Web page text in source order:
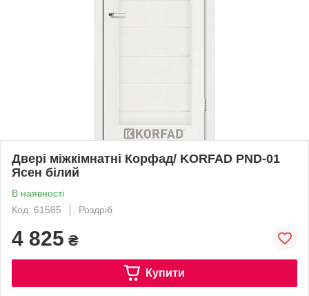
Двері міжкімнатні Корфад/ KORFAD PND-01
Ясен білий
В наявності
Код: 61585
Роздріб
4 825 ₴
Купити